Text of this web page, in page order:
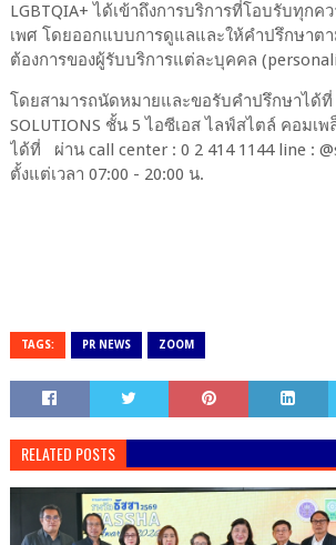
LGBTQIA+ ได้เข้าถึงการบริการที่โอบรับทุกค
เพศ โดยออกแบบการดูแลและให้คำปรึกษาต
ต้องการของผู้รับบริการแต่ละบุคคล
โดยสามารถนัดหมายและขอรับคำปรึกษาได้ที่
SOLUTIONS ชั้น 5 ไอซีเอส ไลฟ์สไตล์ คอมเ
ได้ที่ ผ่าน call center : 0 2 414 1144 line :
ตั้งแต่เวลา 07:00 - 20:00 น.
TAGS: PR NEWS ZOOM
RELATED POSTS